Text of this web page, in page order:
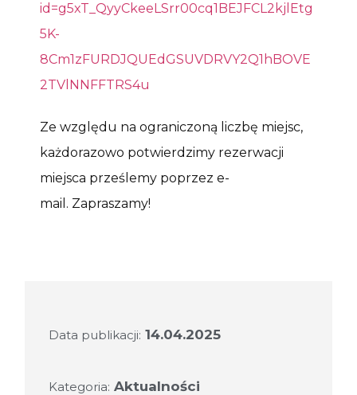
id=g5xT_QyyCkeeLSrr00cq1BEJFCL2kjlEtg
5K-
8Cm1zFURDJQUEdGSUVDRVY2Q1hBOVE
2TVlNNFFTRS4u
Ze względu na ograniczoną liczbę miejsc,
każdorazowo potwierdzimy rezerwacji
miejsca prześlemy poprzez e-
mail. Zapraszamy!
Data publikacji: 14.04.2025
Kategoria: Aktualności